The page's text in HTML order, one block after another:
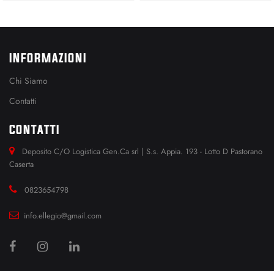
INFORMAZIONI
Chi Siamo
Contatti
CONTATTI
Deposito C/O Logistica Gen.Ca srl | S.s. Appia. 193 - Lotto D Pastorano
Caserta
0823654798
info.ellegio@gmail.com